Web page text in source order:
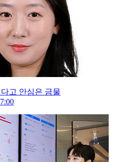
고 안심은 금물